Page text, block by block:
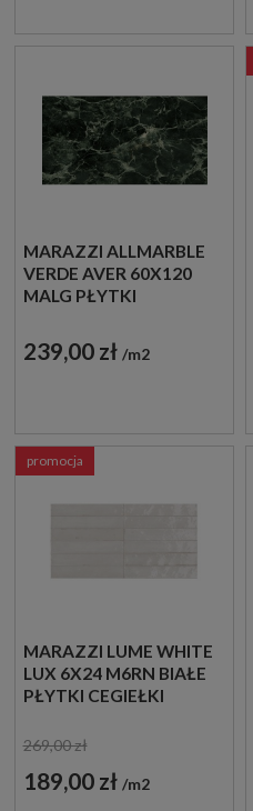
MARAZZI ALLMARBLE
VERDE AVER 60X120
MALG PŁYTKI
GRESOWE
239,00 zł m2
MARAZZI LUME WHITE
LUX 6X24 M6RN BIAŁE
PŁYTKI CEGIEŁKI
269,00 zł
189,00 zł m2
promocja